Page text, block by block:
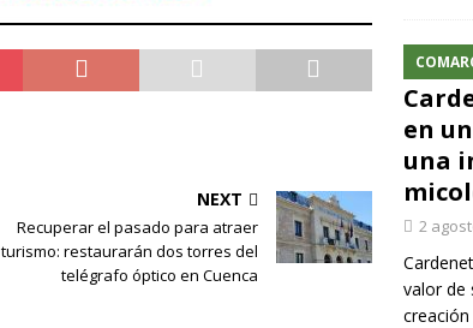
NEXT
Recuperar el pasado para atraer
turismo: restaurarán dos torres del
telégrafo óptico en Cuenca
en
una
2
valor de
creación